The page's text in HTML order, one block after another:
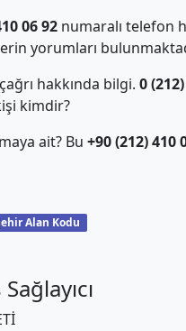
06 92numaralı telefon
yorumları
hakkında bilgi. 0
kimdir?
ait? Bu +90 (212) 410
Alan Kodu